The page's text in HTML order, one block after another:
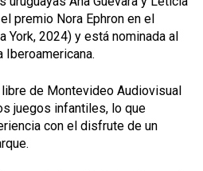
premio Nora Ephron en el
York, 2024) y está nominada al
Iberoamericana.
de Montevideo Audiovisual
juegos infantiles, lo que
con el disfrute de un